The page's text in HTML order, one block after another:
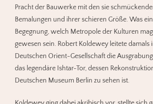
Pracht der Bauwerke mit den sie
Bemalungen und ihrer schieren Größe. Was
Begegnung, welch Metropole der Kulturen
gewesen sein. Robert Koldewey leitete damals
Deutschen Orient-Gesellschaft die
das legendäre Ishtar-Tor, dessen
Deutschen Museum Berlin zu sehen ist.